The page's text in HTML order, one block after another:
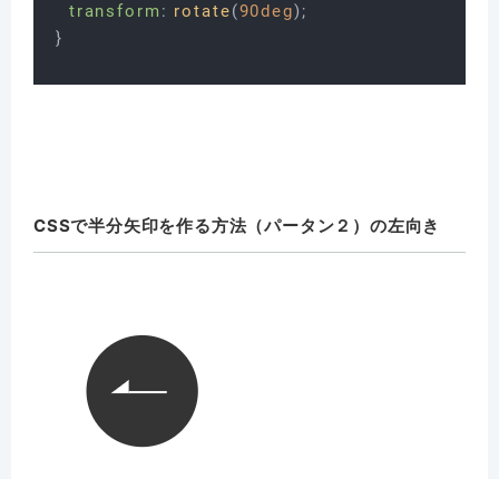
transform : rotate(90deg);
CSSで半分矢印を作る方法（パータン２）の左向き